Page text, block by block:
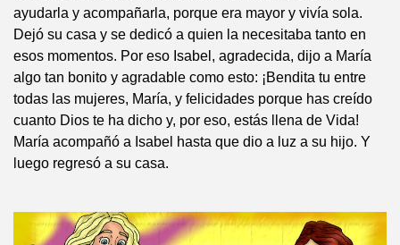
ayudarla y acompañarla, porque era mayor y vivía sola.
Dejó su casa y se dedicó a quien la necesitaba tanto en
esos momentos. Por eso Isabel, agradecida, dijo a María
algo tan bonito y agradable como esto: ¡Bendita tu entre
todas las mujeres, María, y felicidades porque has creído
cuanto Dios te ha dicho y, por eso, estás llena de Vida!
María acompañó a Isabel hasta que dio a luz a su hijo. Y
luego regresó a su casa.